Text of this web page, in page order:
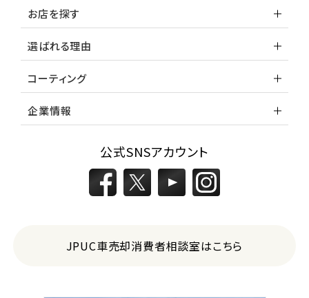
お店を探す
選ばれる理由
コーティング
企業情報
公式SNSアカウント
JPUC車売却消費者相談室はこちら